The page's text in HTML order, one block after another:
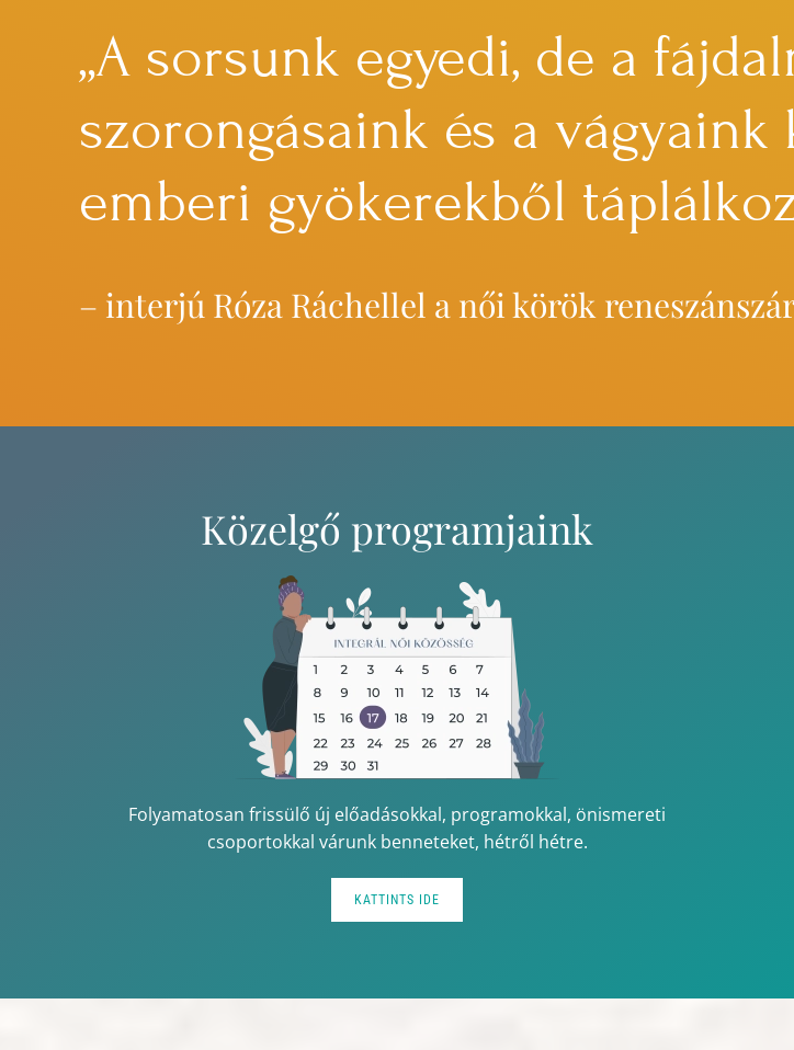
„A sorsunk egyedi, de a
szorongásaink és a vágyaink
emberi gyökerekből
– interjú Róza Ráchellel a női körök
Közelgő programjaink
Folyamatosan frissülő új előadásokkal, programokkal, önismereti
csoportokkal várunk benneteket, hétről hétre.
KATTINTS IDE